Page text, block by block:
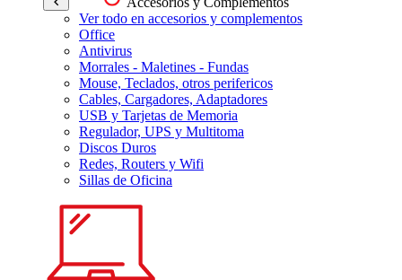
Ver todo en accesorios y complementos
Office
Antivirus
Morrales - Maletines - Fundas
Mouse, Teclados, otros perifericos
Cables, Cargadores, Adaptadores
USB y Tarjetas de Memoria
Regulador, UPS y Multitoma
Discos Duros
Redes, Routers y Wifi
Sillas de Oficina